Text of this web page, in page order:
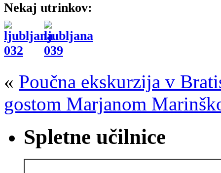
Nekaj utrinkov:
« Poučna ekskurzija v
gostom Marjanom
Spletne učilnice